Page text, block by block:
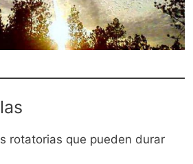
rotatorias que pueden durar